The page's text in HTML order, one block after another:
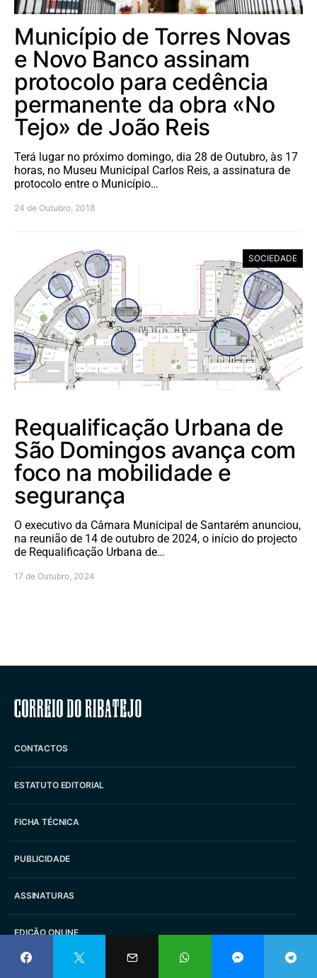
Município de Torres Novas
e Novo Banco assinam
protocolo para cedência
permanente da obra «No
Tejo» de João Reis
Terá lugar no próximo domingo, dia 28 de Outubro, às 17
horas, no Museu Municipal Carlos Reis, a assinatura de
protocolo entre o Município…
24 de Outubro, 2018
SOCIEDADE
Requalificação Urbana de
São Domingos avança com
foco na mobilidade e
segurança
O executivo da Câmara Municipal de Santarém anunciou,
na reunião de 14 de outubro de 2024, o início do projecto
de Requalificação Urbana de…
17 de Outubro, 2024
Correio do Ribatejo
CONTACTOS
ESTATUTO EDITORIAL
FICHA TÉCNICA
PUBLICIDADE
ASSINATURAS
EDIÇÃO ONLINE